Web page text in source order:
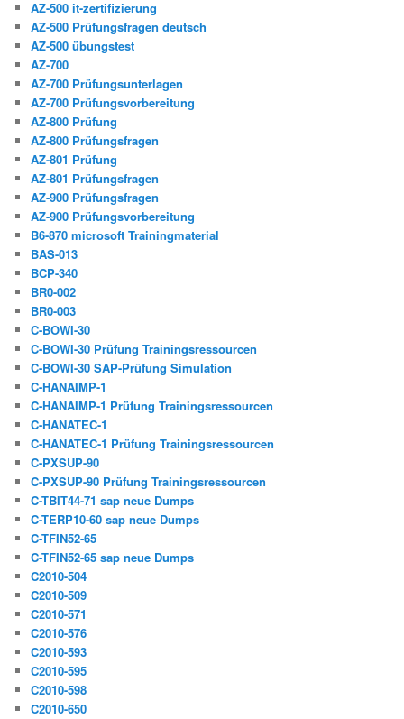
AZ-500 it-zertifizierung
AZ-500 Prüfungsfragen deutsch
AZ-500 übungstest
AZ-700
AZ-700 Prüfungsunterlagen
AZ-700 Prüfungsvorbereitung
AZ-800 Prüfung
AZ-800 Prüfungsfragen
AZ-801 Prüfung
AZ-801 Prüfungsfragen
AZ-900 Prüfungsfragen
AZ-900 Prüfungsvorbereitung
B6-870 microsoft Trainingmaterial
BAS-013
BCP-340
BR0-002
BR0-003
C-BOWI-30
C-BOWI-30 Prüfung Trainingsressourcen
C-BOWI-30 SAP-Prüfung Simulation
C-HANAIMP-1
C-HANAIMP-1 Prüfung Trainingsressourcen
C-HANATEC-1
C-HANATEC-1 Prüfung Trainingsressourcen
C-PXSUP-90
C-PXSUP-90 Prüfung Trainingsressourcen
C-TBIT44-71 sap neue Dumps
C-TERP10-60 sap neue Dumps
C-TFIN52-65
C-TFIN52-65 sap neue Dumps
C2010-504
C2010-509
C2010-571
C2010-576
C2010-593
C2010-595
C2010-598
C2010-650